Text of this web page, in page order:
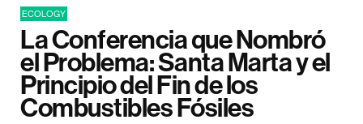
ECOLOGY
La Conferencia que Nombró
el Problema: Santa Marta y el
Principio del Fin de los
Combustibles Fósiles